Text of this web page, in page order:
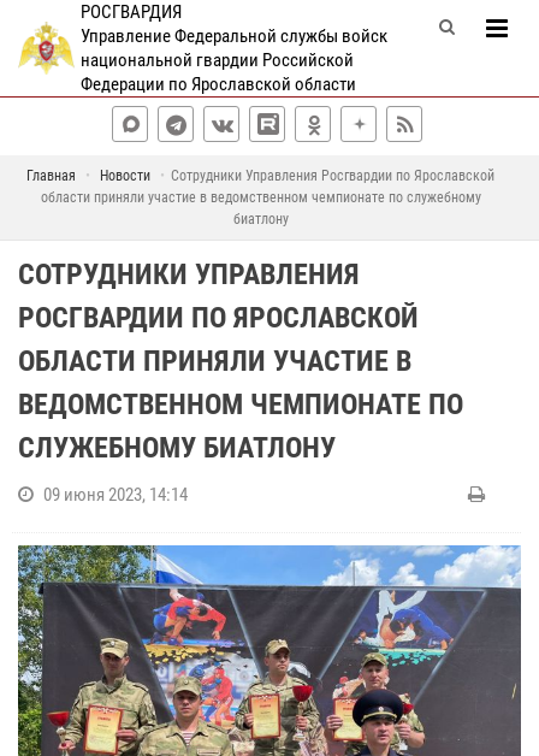
РОСГВАРДИЯ
Управление Федеральной службы войск
национальной гвардии Российской
Федерации по Ярославской области
Главная Новости
Сотрудники Управления Росгвардии по Ярославской
области приняли участие в ведомственном чемпионате по служебному
биатлону
СОТРУДНИКИ УПРАВЛЕНИЯ
РОСГВАРДИИ ПО ЯРОСЛАВСКОЙ
ОБЛАСТИ ПРИНЯЛИ УЧАСТИЕ В
ВЕДОМСТВЕННОМ ЧЕМПИОНАТЕ ПО
СЛУЖЕБНОМУ БИАТЛОНУ
09 июня 2023, 14:14